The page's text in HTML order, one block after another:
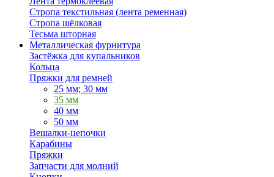
Стропа текстильная (лента ременная)
Стропа шёлковая
Тесьма шторная
Металлическая фурнитура
Застёжка для купальников
Кольца
Пряжки для ремней
25 мм; 30 мм
35 мм
40 мм
50 мм
Вешалки-цепочки
Карабины
Пряжки
Запчасти для молний